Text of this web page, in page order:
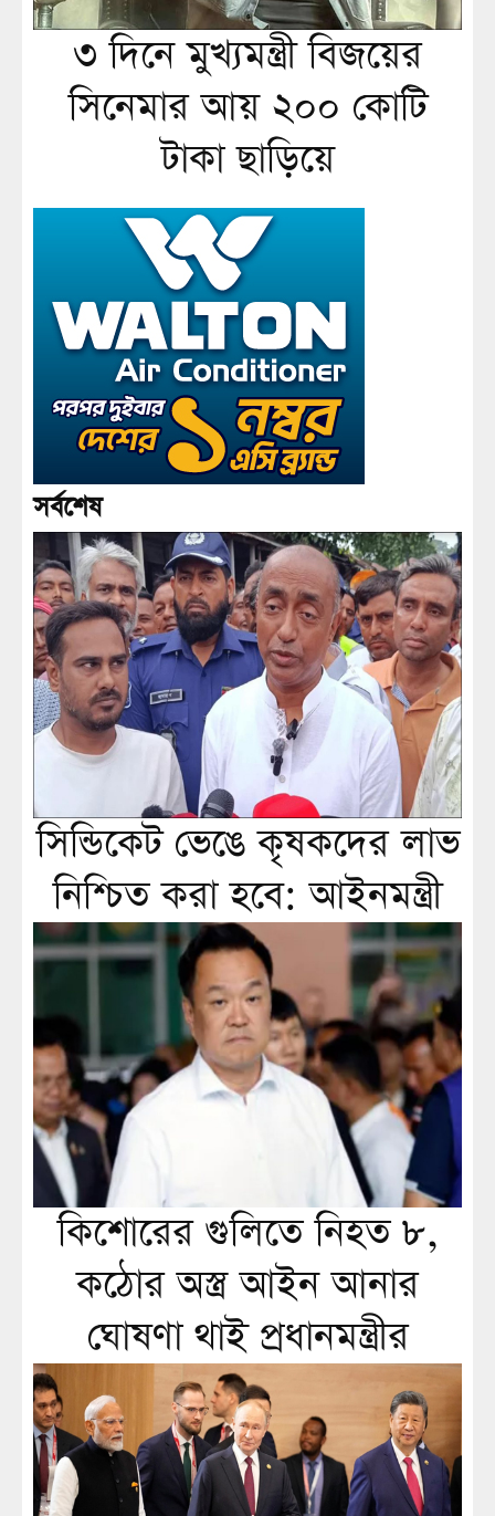
৩ দিনে মুখ্যমন্ত্রী বিজয়ের
সিনেমার আয় ২০০ কোটি
টাকা ছাড়িয়ে
সর্বশেষ
সিন্ডিকেট ভেঙে কৃষকদের লাভ
নিশ্চিত করা হবে: আইনমন্ত্রী
কিশোরের গুলিতে নিহত ৮,
কঠোর অস্ত্র আইন আনার
ঘোষণা থাই প্রধানমন্ত্রীর